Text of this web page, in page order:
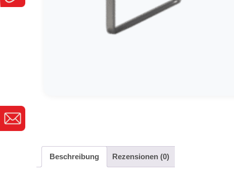
Beschreibung Rezensionen (0)